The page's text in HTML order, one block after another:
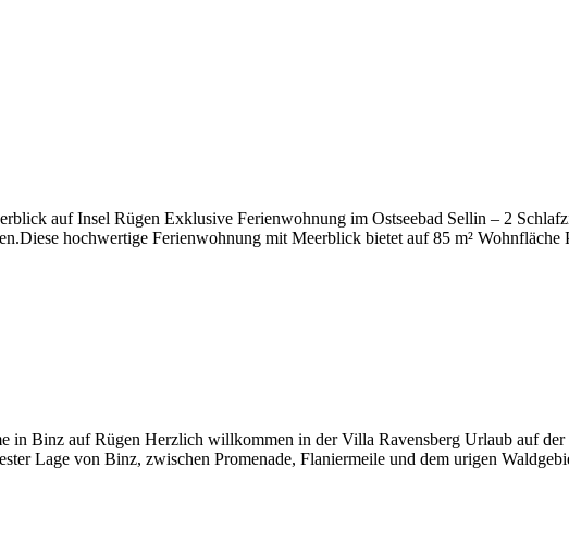
auf Insel Rügen Exklusive Ferienwohnung im Ostseebad Sellin – 2
hochwertige Ferienwohnung mit Meerblick bietet auf 85 m²
Binz auf Rügen Herzlich willkommen in der Villa Ravensberg Urlaub auf der
Lage von Binz, zwischen Promenade, Flaniermeile und dem urigen